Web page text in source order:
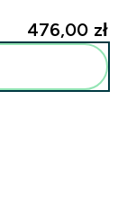
476,00 zł‎